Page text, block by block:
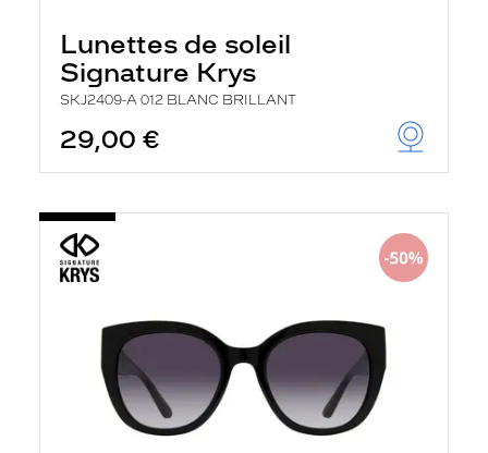
Lunettes de soleil
Signature Krys
SKJ2409-A 012 BLANC BRILLANT
29,00 €